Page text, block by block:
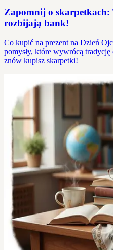
Zapomnij o skarpetkach:
rozbijają bank!
Co kupić na prezent na Dzień
pomysły, które wywrócą
znów kupisz skarpetki!